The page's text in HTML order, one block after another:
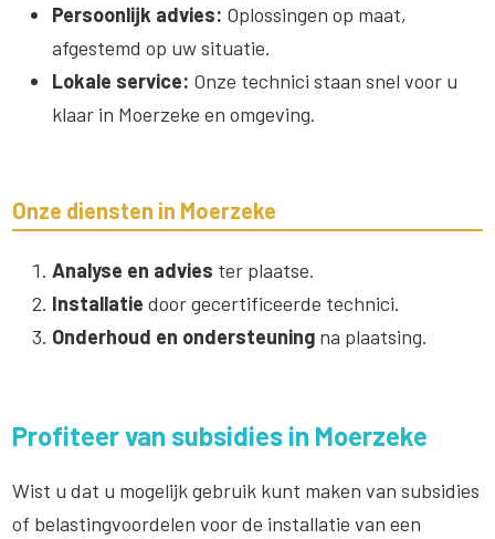
Persoonlijk advies: Oplossingen op maat,
afgestemd op uw situatie.
Lokale service: Onze technici staan snel voor u
klaar in Moerzeke en omgeving.
Onze diensten in Moerzeke
Analyse en advies ter plaatse.
Installatie door gecertificeerde technici.
Onderhoud en ondersteuning na plaatsing.
Profiteer van subsidies in Moerzeke
Wist u dat u mogelijk gebruik kunt maken van subsidies
of belastingvoordelen voor de installatie van een